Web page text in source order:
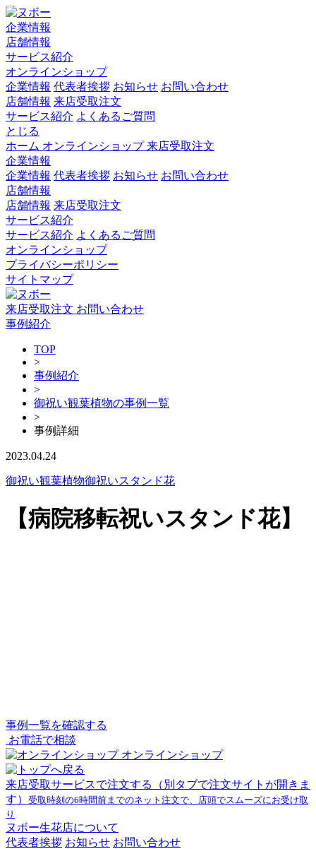
企業情報
店舗情報
サービス紹介
オンラインショップ
企業情報 代表者挨拶 お知らせ お問い合わせ
店舗情報 来店受取注文
サービス紹介 よくあるご質問
とじる
ホーム オンラインショップ来店受取注文
企業情報
企業情報 代表者挨拶 お知らせ お問い合わせ
店舗情報
店舗情報 来店受取注文
サービス紹介
サービス紹介 よくあるご質問
オンラインショップ
プライバシーポリシー
サイトマップ
来店受取注文 お問い合わせ
事例紹介
TOP
>
事例紹介
>
御祝い観葉植物の事例一覧
>
事例詳細
2023.04.24
御祝い観葉植物御祝いスタンド花
【病院移転祝いスタンド花】
事例一覧を確認する
お電話で相談
オンラインショップ
来店受取サービスで注文する
（別タブで注文サイトが開きま
す） 受取時刻の6時間前までのネット注文で、店頭でスムーズにお受け取
り
ヌボー生花店について
代表者挨拶 お知らせ お問い合わせ